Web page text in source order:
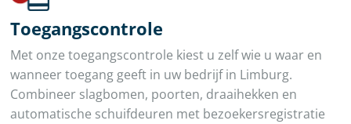
Toegangscontrole
Met onze toegangscontrole kiest u zelf wie u waar en
wanneer toegang geeft in uw bedrijf in Limburg.
Combineer slagbomen, poorten, draaihekken en
automatische schuifdeuren met bezoekersregistratie